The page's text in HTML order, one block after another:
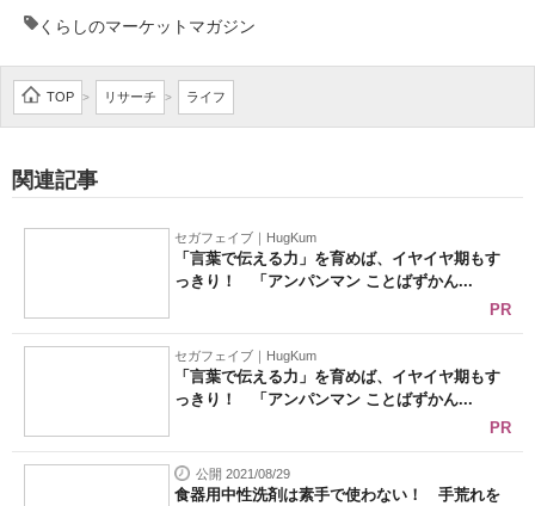
くらしのマーケットマガジン
TOP > リサーチ > ライフ
関連記事
セガフェイブ｜HugKum
「言葉で伝える力」を育めば、イヤイヤ期もす
っきり！ 「アンパンマン ことばずかん...
PR
セガフェイブ｜HugKum
「言葉で伝える力」を育めば、イヤイヤ期もす
っきり！ 「アンパンマン ことばずかん...
PR
公開 2021/08/29
食器用中性洗剤は素手で使わない！ 手荒れを